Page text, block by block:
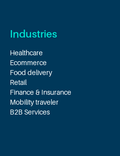
Industries
Healthcare
Ecommerce
Food delivery
Retail
Finance & Insurance
Mobility traveler
B2B Services